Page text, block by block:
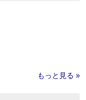
もっと見る »